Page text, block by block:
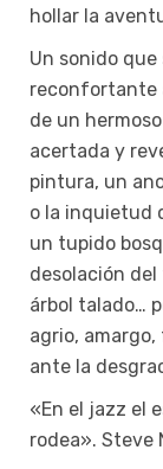
hollar la
Un sonido
reconfortante
de un
acertada y
pintura, un
o la inquietud
un tupido
desolación
árbol talado…
agrio,
ante la
«En el jazz el
rodea». Steve